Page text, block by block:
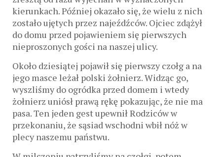
kierunkach. Później okazało się, że wielu z nich
zostało ujętych przez najeźdźców. Ojciec zdążył
do domu przed pojawieniem się pierwszych
nieproszonych gości na naszej ulicy.
Około dziesiątej pojawił się pierwszy czołg a na
jego masce leżał polski żołnierz. Widząc go,
wyszliśmy do ogródka przed domem i wtedy
żołnierz uniósł prawą rękę pokazując, że nie ma
pasa. Ten jeden gest upewnił Rodziców w
przekonaniu, że sąsiad wschodni wbił nóż w
plecy naszemu państwu.